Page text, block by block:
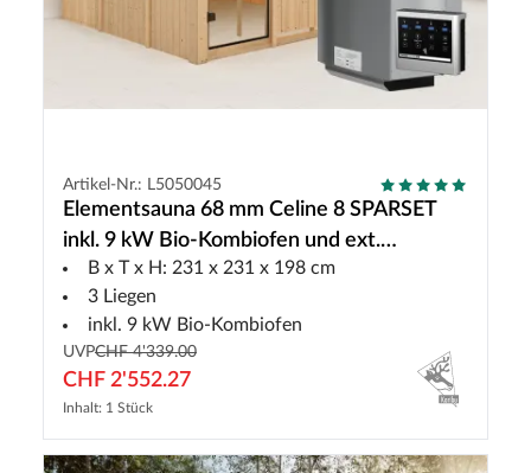
Artikel-Nr.: L5050045
Elementsauna 68 mm Celine 8 SPARSET
inkl. 9 kW Bio-Kombiofen und ext.
Steuerung
B x T x H: 231 x 231 x 198 cm
3 Liegen
inkl. 9 kW Bio-Kombiofen
UVPCHF 4'339.00
CHF 2'552.27
Inhalt: 1 Stück